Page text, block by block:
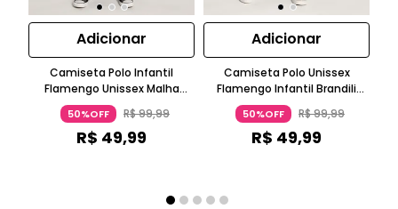
Adicionar
Camiseta Polo Infantil
Flamengo Unissex Malha
Manga Curta Vermelho
Brandili
50%OFF R$99,99
R$ 49,99
Adicionar
Camiseta Polo Unissex
Flamengo Infantil Brandili
Malha Manga Curta Preto
50%OFF R$99,99
R$ 49,99